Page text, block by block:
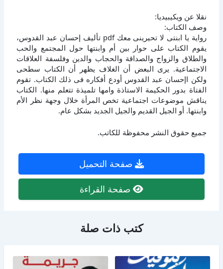
نقلا عن ويكيبيديا:
وصف الكتاب:
رواية يا ابنتى لا تحيرينى معك pdf تأليف إحسان عبد القدوس،
يقوم الكتاب على حوار بين أم وابنتها حول المجتمع والحب
والطلاق والزواج والصداقة والحجاب والدين وفلسفة العلاقات
الاجتماعية. يرى البعض أن الغلاف يظهر أن الكتاب سطحى
ولكن اإحسان عبد القدوس أودع أفكاره فى ذلك الكتاب. تقوم
الفتاة بدور الحكيمة الاستاذة وامها تلميذة تتعلم منها. الكتاب
يناقش موضوعات اجتماعية تخص المرأة خلال وجهة نظر الأم
وابنتها. أو الجيل القديم والجيل الجديد بشكل عام.
جميع حقوق النشر محفوظة للكاتب.
صفحة التحميل
صفحة القراءة
كتب ذات صلة